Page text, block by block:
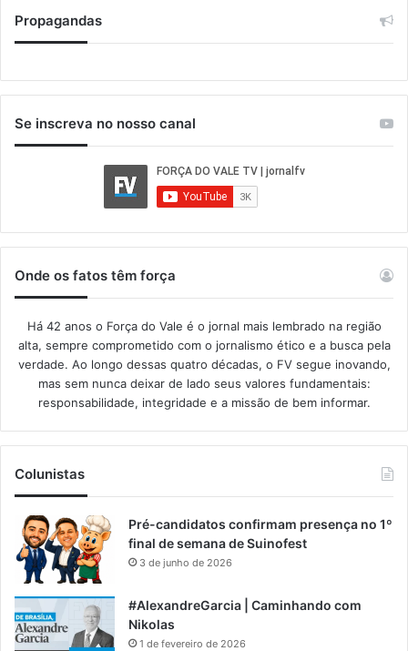
Propagandas
Se inscreva no nosso canal
Onde os fatos têm força
Há 42 anos o Força do Vale é o jornal mais lembrado na região
alta, sempre comprometido com o jornalismo ético e a busca pela
verdade. Ao longo dessas quatro décadas, o FV segue inovando,
mas sem nunca deixar de lado seus valores fundamentais:
responsabilidade, integridade e a missão de bem informar.​
Colunistas
Pré-candidatos confirmam presença no 1º
final de semana de Suinofest
3 de junho de 2026
#AlexandreGarcia | Caminhando com
Nikolas
1 de fevereiro de 2026